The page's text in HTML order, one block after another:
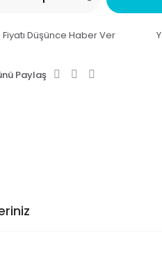
Fiyatı Düşünce Haber Ver
Paylaş